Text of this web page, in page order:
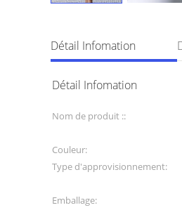
Détail Infomation
Détail Infomation
Nom de produit ::
Couleur:
Type d'approvisionnement:
Emballage: